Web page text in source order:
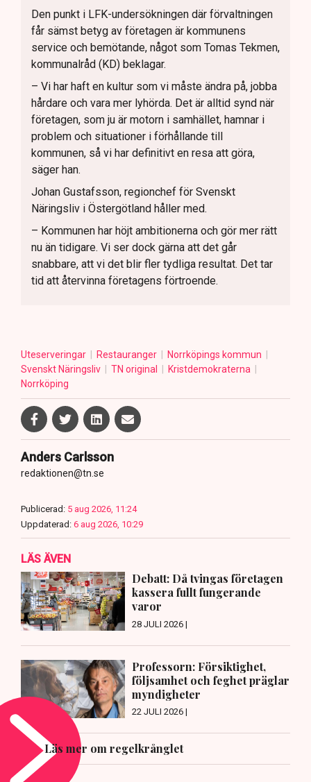
Den punkt i LFK-undersökningen där förvaltningen
får sämst betyg av företagen är kommunens
service och bemötande, något som Tomas Tekmen,
kommunalråd (KD) beklagar.
– Vi har haft en kultur som vi måste ändra på, jobba
hårdare och vara mer lyhörda. Det är alltid synd när
företagen, som ju är motorn i samhället, hamnar i
problem och situationer i förhållande till
kommunen, så vi har definitivt en resa att göra,
säger han.
Johan Gustafsson, regionchef för Svenskt
Näringsliv i Östergötland håller med.
– Kommunen har höjt ambitionerna och gör mer rätt
nu än tidigare. Vi ser dock gärna att det går
snabbare, att vi det blir fler tydliga resultat. Det tar
tid att återvinna företagens förtroende.
Uteserveringar Restauranger
Norrköpings kommun
Svenskt Näringsliv
TN original
Kristdemokraterna
Norrköping
Anders Carlsson
redaktionen@tn.se
Publicerad: 5 aug 2026, 11:24
Uppdaterad: 6 aug 2026, 10:29
LÄS ÄVEN
Debatt: Då tvingas företagen
kassera fullt fungerande
varor
28 JULI 2026 |
Professorn: Försiktighet,
följsamhet och feghet präglar
myndigheter
22 JULI 2026 |
Läs mer om regelkrånglet